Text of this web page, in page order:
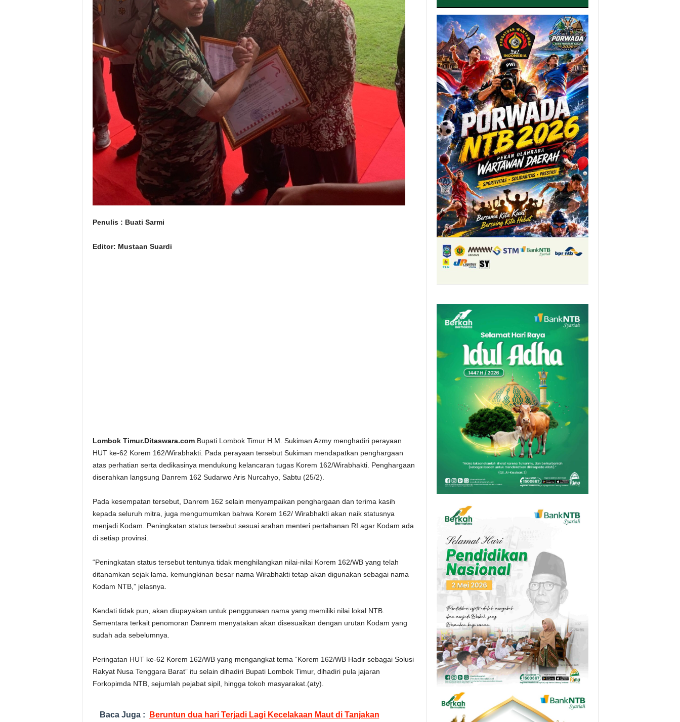
Penulis : Buati Sarmi
Editor: Mustaan Suardi
Lombok Timur.Ditaswara.com.Bupati Lombok Timur H.M. Sukiman Azmy menghadiri perayaan
HUT ke-62 Korem 162/Wirabhakti. Pada perayaan tersebut Sukiman mendapatkan penghargaan
atas perhatian serta dedikasinya mendukung kelancaran tugas Korem 162/Wirabhakti. Penghargaan
diserahkan langsung Danrem 162 Sudarwo Aris Nurcahyo, Sabtu (25/2).
Pada kesempatan tersebut, Danrem 162 selain menyampaikan penghargaan dan terima kasih
kepada seluruh mitra, juga mengumumkan bahwa Korem 162/ Wirabhakti akan naik statusnya
menjadi Kodam. Peningkatan status tersebut sesuai arahan menteri pertahanan RI agar Kodam ada
di setiap provinsi.
“Peningkatan status tersebut tentunya tidak menghilangkan nilai-nilai Korem 162/WB yang telah
ditanamkan sejak lama. kemungkinan besar nama Wirabhakti tetap akan digunakan sebagai nama
Kodam NTB,” jelasnya.
Kendati tidak pun, akan diupayakan untuk penggunaan nama yang memiliki nilai lokal NTB.
Sementara terkait penomoran Danrem menyatakan akan disesuaikan dengan urutan Kodam yang
sudah ada sebelumnya.
Peringatan HUT ke-62 Korem 162/WB yang mengangkat tema “Korem 162/WB Hadir sebagai Solusi
Rakyat Nusa Tenggara Barat” itu selain dihadiri Bupati Lombok Timur, dihadiri pula jajaran
Forkopimda NTB, sejumlah pejabat sipil, hingga tokoh masyarakat.(aty).
Baca Juga :
Beruntun dua hari Terjadi Lagi Kecelakaan Maut di Tanjakan